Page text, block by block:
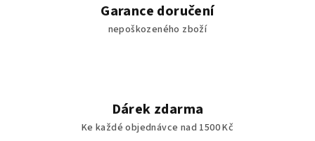
Garance doručení
nepoškozeného zboží
Dárek zdarma
Ke každé objednávce nad 1500 Kč